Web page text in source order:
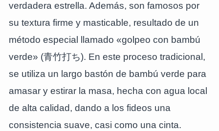
verdadera estrella. Además, son famosos por
su textura firme y masticable, resultado de un
método especial llamado «golpeo con bambú
verde» (青竹打ち). En este proceso tradicional,
se utiliza un largo bastón de bambú verde para
amasar y estirar la masa, hecha con agua local
de alta calidad, dando a los fideos una
consistencia suave, casi como una cinta.